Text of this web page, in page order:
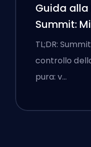
Guida alla
Summit:
Chiamate
TL;DR:
controllo
pura: v…